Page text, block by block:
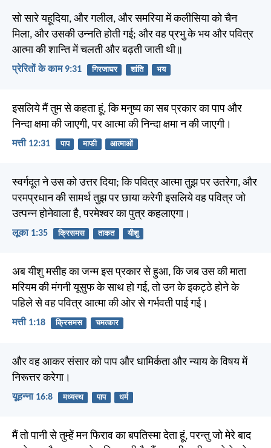
सो सारे यहूदिया, और गलील, और समरिया में कलीसिया को चैन
मिला, और उसकी उन्नति होती गई; और वह प्रभु के भय और पवित्र
आत्मा की शान्ति में चलती और बढ़ती जाती थी॥
प्रेरितों के काम 9:31 गिरजाघर शांति भय
इसलिये मैं तुम से कहता हूं, कि मनुष्य का सब प्रकार का पाप और
निन्दा क्षमा की जाएगी, पर आत्मा की निन्दा क्षमा न की जाएगी।
मत्ती 12:31 पाप माफी आत्माओं
स्वर्गदूत ने उस को उत्तर दिया; कि पवित्र आत्मा तुझ पर उतरेगा, और
परमप्रधान की सामर्थ तुझ पर छाया करेगी इसलिये वह पवित्र जो
उत्पन्न होनेवाला है, परमेश्वर का पुत्र कहलाएगा।
लूका 1:35 क्रिसमस ताकत यीशु
अब यीशु मसीह का जन्म इस प्रकार से हुआ, कि जब उस की माता
मरियम की मंगनी यूसुफ के साथ हो गई, तो उन के इकट्ठे होने के
पहिले से वह पवित्र आत्मा की ओर से गर्भवती पाई गई।
मत्ती 1:18 क्रिसमस चमत्कार
और वह आकर संसार को पाप और धामिर्कता और न्याय के विषय में
निरूत्तर करेगा।
यूहन्ना 16:8 मध्यस्थ पाप धर्म
मैं तो पानी से तुम्हें मन फिराव का बपतिस्मा देता हूं, परन्तु जो मेरे बाद